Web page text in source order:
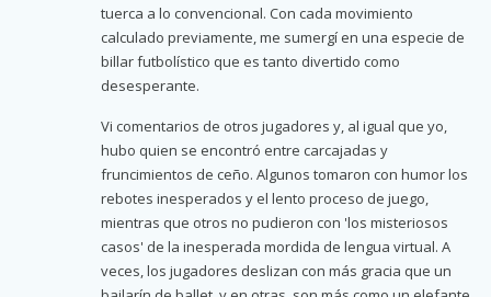
tuerca a lo convencional. Con cada movimiento
calculado previamente, me sumergí en una especie de
billar futbolístico que es tanto divertido como
desesperante.
Vi comentarios de otros jugadores y, al igual que yo,
hubo quien se encontró entre carcajadas y
fruncimientos de ceño. Algunos tomaron con humor los
rebotes inesperados y el lento proceso de juego,
mientras que otros no pudieron con 'los misteriosos
casos' de la inesperada mordida de lengua virtual. A
veces, los jugadores deslizan con más gracia que un